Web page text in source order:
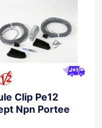
Clip Pe12
Npn Portee